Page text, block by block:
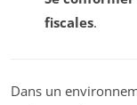
fiscales.
Dans un